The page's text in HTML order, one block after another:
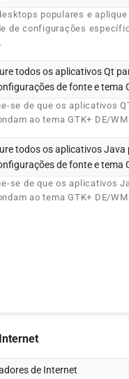
populares e aplique
de configurações
todos os aplicativos Qt
de fonte e tema
se de que os aplicativos
ao tema GTK+ DE/
todos os aplicativos Java
de fonte e tema
se de que os aplicativos
ao tema GTK+ DE/
de Internet